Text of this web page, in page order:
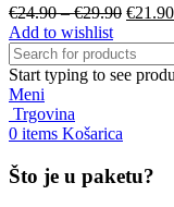
€24.90–€29.90
was:
€24.90
€21.90
Add to wishlist
Start typing to see
Meni
Trgovina
0 items Košarica
Što je u paketu?